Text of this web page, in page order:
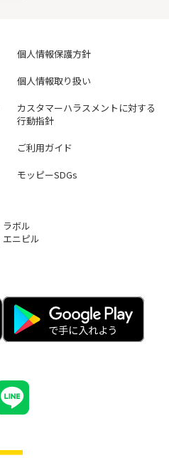
個人情報保護方針
個人情報取り扱い
カスタマーハラスメントに対する
行動指針
ご利用ガイド
モッピーSDGs
ラボル
エニピル